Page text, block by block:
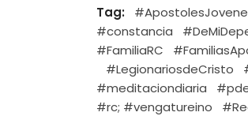
Tag:
#constancia
#FamiliaRC
#LegionariosdeCristo
#meditaciondiaria
#rc; #vengatureino